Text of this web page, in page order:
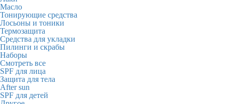
Масло
Тонирующие средства
Лосьоны и тоники
Термозащита
Средства для укладки
Пилинги и скрабы
Наборы
Смотреть все
SPF для лица
Защита для тела
After sun
SPF для детей